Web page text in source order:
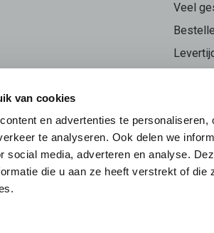
van cookies
en advertenties te
te analyseren. Ook delen we
social media, adverteren en analyse.
die u aan ze heeft verstrekt of die
Veel
Mijn